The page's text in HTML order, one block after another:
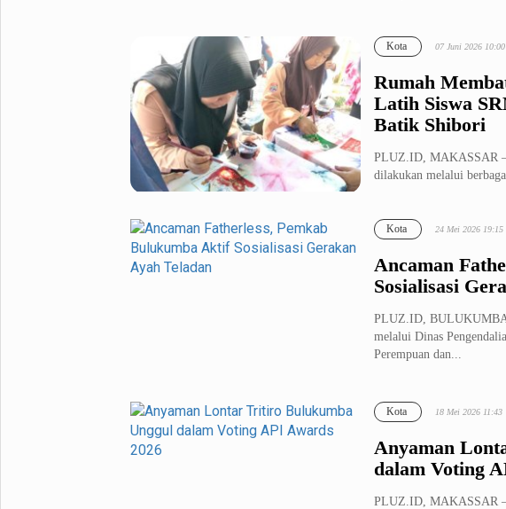
Rumah
Latih Siswa
Batik Shibori
Kota 07 Juni 2026 10:00
PLUZ.ID, MAKASSAR –
dilakukan melalui
Ancaman
Sosialisasi
Kota 24 Mei 2026 19:15
PLUZ.ID, BULUKUMBA
melalui Dinas
Perempuan dan...
Anyaman
dalam Voting
Kota 18 Mei 2026 11:43
PLUZ.ID, MAKASSAR